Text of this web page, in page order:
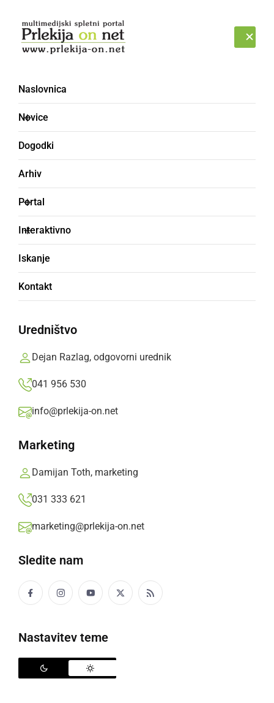
Naslovnica
Novice
Dogodki
Arhiv
Portal
Interaktivno
Iskanje
Kontakt
Uredništvo
Dejan Razlag, odgovorni urednik
041 956 530
info@prlekija-on.net
Marketing
Damijan Toth, marketing
031 333 621
marketing@prlekija-on.net
Sledite nam
Nastavitev teme
Laser terapija
KULTURA IN IZOBRAŽEVANJE
Tudi vas pesti pokanje v kolenu? Morda pa
Popularne rubrike novic
Črna kronika
Kultura
Šport
Politika